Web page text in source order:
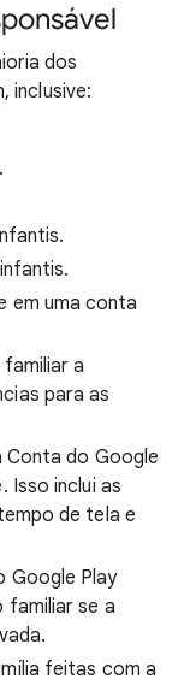
dos
inclusive:
em uma conta
a
para as
Conta do Google
Isso inclui as
de tela e
Google Play
se a
feitas com a